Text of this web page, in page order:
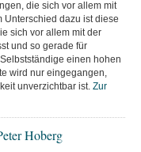
die sich vor allem mit
Unterschied dazu ist diese
sich vor allem mit der
und so gerade für
einen hohen
wird nur eingegangen,
unverzichtbar ist. Zur
Hoberg